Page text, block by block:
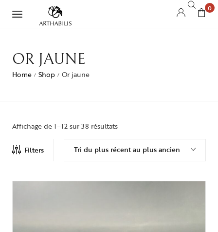
0
OR JAUNE
Home / Shop / Or jaune
Affichage de 1–12 sur 38 résultats
Filters Tri du plus récent au plus ancien